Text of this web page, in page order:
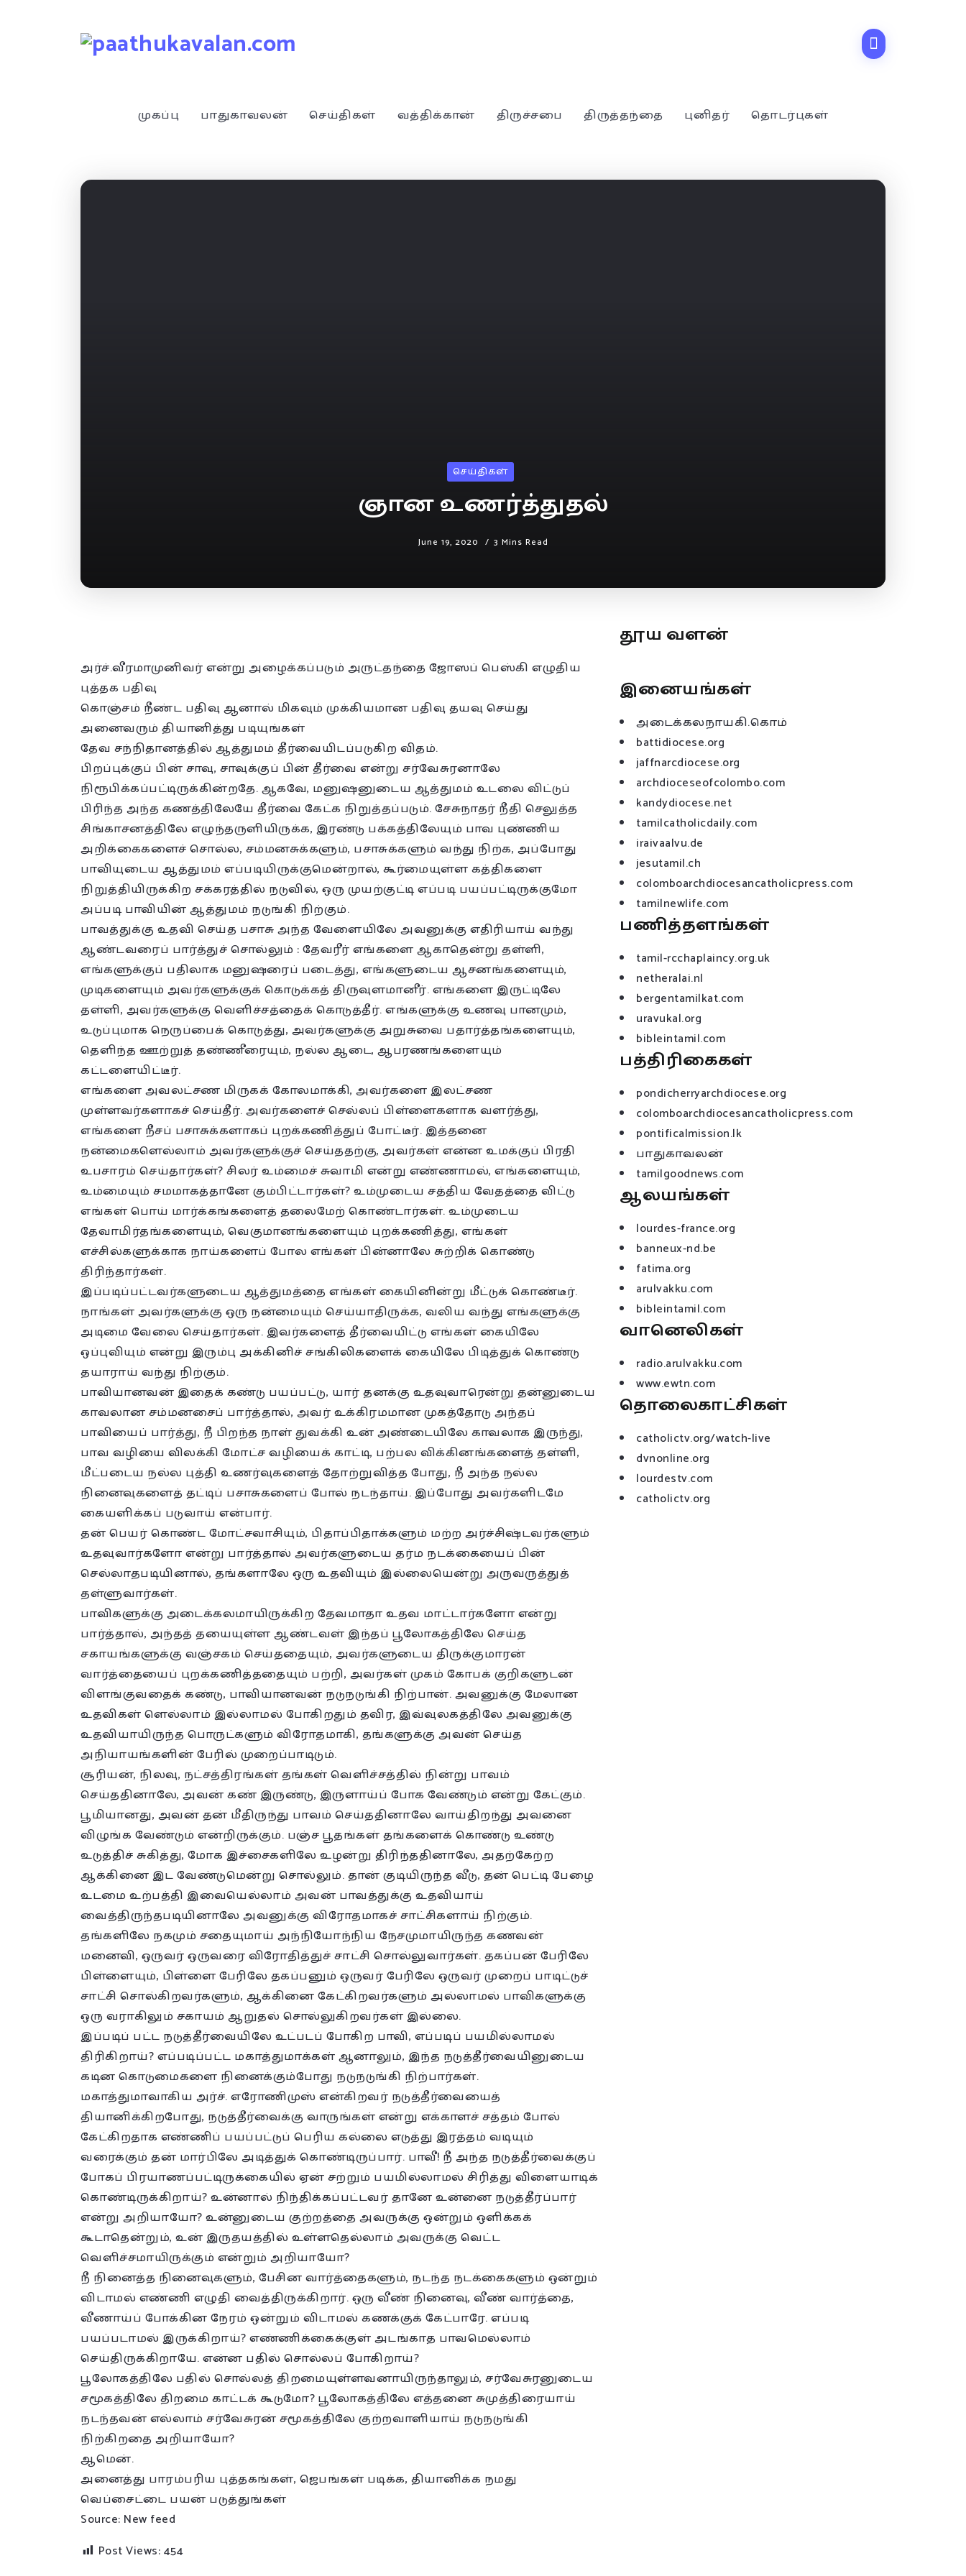
முகப்பு பாதுகாவலன் செய்திகள் வத்திக்கான் திருச்சபை திருத்தந்தை புனிதர் தொடர்புகள்
செய்திகள்
ஞான உணர்த்துதல்
June 19, 2020 3 Mins Read
அர்ச்.வீரமாமுனிவர் என்று அழைக்கப்படும் அருட்தந்தை ஜோஸப் பெஸ்கி எழுதிய
புத்தக பதிவு
கொஞ்சம் நீண்ட பதிவு ஆனால் மிகவும் முக்கியமான பதிவு தயவு செய்து
அனைவரும் தியானித்து படியுங்கள்
தேவ சந்நிதானத்தில் ஆத்துமம் தீர்வையிடப்படுகிற விதம்.
பிறப்புக்குப் பின் சாவு, சாவுக்குப் பின் தீர்வை என்று சர்வேசுரனாலே
நிரூபிக்கப்பட்டிருக்கின்றதே. ஆகவே, மனுஷனுடைய ஆத்துமம் உடலை விட்டுப்
பிரிந்த அந்த கணத்திலேயே தீர்வை கேட்க நிறுத்தப்படும். சேசுநாதர் நீதி செலுத்த
சிங்காசனத்திலே எழுந்தருளியிருக்க, இரண்டு பக்கத்திலேயும் பாவ புண்ணிய
அறிக்கைகளைச் சொல்ல, சம்மனசுக்களும், பசாசுக்களும் வந்து நிற்க, அப்போது
பாவியுடைய ஆத்துமம் எப்படியிருக்குமென்றால், கூர்மையுள்ள கத்திகளை
நிறுத்தியிருக்கிற சக்கரத்தில் நடுவில், ஒரு முயற்குட்டி எப்படி பயப்பட்டிருக்குமோ
அப்படி பாவியின் ஆத்துமம் நடுங்கி நிற்கும்.
பாவத்துக்கு உதவி செய்த பசாசு அந்த வேளையிலே அவனுக்கு எதிரியாய் வந்து
ஆண்டவரைப் பார்த்துச் சொல்லும் : தேவரீர் எங்களை ஆகாதென்று தள்ளி,
எங்களுக்குப் பதிலாக மனுஷரைப் படைத்து, எங்களுடைய ஆசனங்களையும்,
முடிகளையும் அவர்களுக்குக் கொடுக்கத் திருவுளமானீர். எங்களை இருட்டிலே
தள்ளி, அவர்களுக்கு வெளிச்சத்தைக் கொடுத்தீர். எங்களுக்கு உணவு பானமும்,
உடுப்புமாக நெருப்பைக் கொடுத்து, அவர்களுக்கு அறுசுவை பதார்த்தங்களையும்,
தெளிந்த ஊற்றுத் தண்ணீரையும், நல்ல ஆடை, ஆபரணங்களையும்
கட்டளையிட்டீர்.
எங்களை அவலட்சண மிருகக் கோலமாக்கி, அவர்களை இலட்சண
முள்ளவர்களாகச் செய்தீர். அவர்களைச் செல்லப் பிள்ளைகளாக வளர்த்து,
எங்களை நீசப் பசாசுக்களாகப் புறக்கணித்துப் போட்டீர். இத்தனை
நன்மைகளெல்லாம் அவர்களுக்குச் செய்ததற்கு, அவர்கள் என்ன உமக்குப் பிரதி
உபசாரம் செய்தார்கள்? சிலர் உம்மைச் சுவாமி என்று எண்ணாமல், எங்களையும்,
உம்மையும் சமமாகத்தானே கும்பிட்டார்கள்? உம்முடைய சத்திய வேதத்தை விட்டு
எங்கள் பொய் மார்க்கங்களைத் தலைமேற் கொண்டார்கள். உம்முடைய
தேவாமிர்தங்களையும், வெகுமானங்களையும் புறக்கணித்து, எங்கள்
எச்சில்களுக்காக நாய்களைப் போல எங்கள் பின்னாலே சுற்றிக் கொண்டு
திரிந்தார்கள்.
இப்படிப்பட்டவர்களுடைய ஆத்துமத்தை எங்கள் கையினின்று மீட்டுக் கொண்டீர்.
நாங்கள் அவர்களுக்கு ஒரு நன்மையும் செய்யாதிருக்க, வலிய வந்து எங்களுக்கு
அடிமை வேலை செய்தார்கள். இவர்களைத் தீர்வையிட்டு எங்கள் கையிலே
ஒப்புவியும் என்று இரும்பு அக்கினிச் சங்கிலிகளைக் கையிலே பிடித்துக் கொண்டு
தயாராய் வந்து நிற்கும்.
பாவியானவன் இதைக் கண்டு பயப்பட்டு, யார் தனக்கு உதவுவாரென்று தன்னுடைய
காவலான சம்மனசைப் பார்த்தால், அவர் உக்கிரமமான முகத்தோடு அந்தப்
பாவியைப் பார்த்து, நீ பிறந்த நாள் துவக்கி உன் அண்டையிலே காவலாக இருந்து,
பாவ வழியை விலக்கி மோட்ச வழியைக் காட்டி, பற்பல விக்கினங்களைத் தள்ளி,
மீட்படைய நல்ல புத்தி உணர்வுகளைத் தோற்றுவித்த போது, நீ அந்த நல்ல
நினைவுகளைத் தட்டிப் பசாசுகளைப் போல் நடந்தாய். இப்போது அவர்களிடமே
கையளிக்கப் படுவாய் என்பார்.
தன் பெயர் கொண்ட மோட்சவாசியும், பிதாப்பிதாக்களும் மற்ற அர்ச்சிஷ்டவர்களும்
உதவுவார்களோ என்று பார்த்தால் அவர்களுடைய தர்ம நடக்கையைப் பின்
செல்லாதபடியினால், தங்களாலே ஒரு உதவியும் இல்லையென்று அருவருத்துத்
தள்ளுவார்கள்.
பாவிகளுக்கு அடைக்கலமாயிருக்கிற தேவமாதா உதவ மாட்டார்களோ என்று
பார்த்தால், அந்தத் தயையுள்ள ஆண்டவள் இந்தப் பூலோகத்திலே செய்த
சகாயங்களுக்கு வஞ்சகம் செய்ததையும், அவர்களுடைய திருக்குமாரன்
வார்த்தையைப் புறக்கணித்ததையும் பற்றி, அவர்கள் முகம் கோபக் குறிகளுடன்
விளங்குவதைக் கண்டு, பாவியானவன் நடுநடுங்கி நிற்பான். அவனுக்கு மேலான
உதவிகள் ளெல்லாம் இல்லாமல் போகிறதும் தவிர, இவ்வுலகத்திலே அவனுக்கு
உதவியாயிருந்த பொருட்களும் விரோதமாகி, தங்களுக்கு அவன் செய்த
அநியாயங்களின் பேரில் முறைப்பாடிடும்.
சூரியன், நிலவு, நட்சத்திரங்கள் தங்கள் வெளிச்சத்தில் நின்று பாவம்
செய்ததினாலே, அவன் கண் இருண்டு, இருளாய்ப் போக வேண்டும் என்று கேட்கும்.
பூமியானது, அவன் தன் மீதிருந்து பாவம் செய்ததினாலே வாய்திறந்து அவனை
விழுங்க வேண்டும் என்றிருக்கும். பஞ்ச பூதங்கள் தங்களைக் கொண்டு உண்டு
உடுத்திச் சுகித்து, மோக இச்சைகளிலே உழன்று திரிந்ததினாலே, அதற்கேற்ற
ஆக்கினை இட வேண்டுமென்று சொல்லும். தான் குடியிருந்த வீடு, தன் பெட்டி பேழை
உடமை உற்பத்தி இவையெல்லாம் அவன் பாவத்துக்கு உதவியாய்
வைத்திருந்தபடியினாலே அவனுக்கு விரோதமாகச் சாட்சிகளாய் நிற்கும்.
தங்களிலே நகமும் சதையுமாய் அந்நியோந்நிய நேசமுமாயிருந்த கணவன்
மனைவி, ஒருவர் ஒருவரை விரோதித்துச் சாட்சி சொல்லுவார்கள். தகப்பன் பேரிலே
பிள்ளையும், பிள்ளை பேரிலே தகப்பனும் ஒருவர் பேரிலே ஒருவர் முறைப் பாடிட்டுச்
சாட்சி சொல்கிறவர்களும், ஆக்கினை கேட்கிறவர்களும் அல்லாமல் பாவிகளுக்கு
ஒரு வராகிலும் சகாயம் ஆறுதல் சொல்லுகிறவர்கள் இல்லை.
இப்படிப் பட்ட நடுத்தீர்வையிலே உட்படப் போகிற பாவி, எப்படிப் பயமில்லாமல்
திரிகிறாய்? எப்படிப்பட்ட மகாத்துமாக்கள் ஆனாலும், இந்த நடுத்தீர்வையினுடைய
கடின கொடுமைகளை நினைக்கும்போது நடுநடுங்கி நிற்பார்கள்.
மகாத்துமாவாகிய அர்ச். எரோணிமுஸ் என்கிறவர் நடுத்தீர்வையைத்
தியானிக்கிறபோது, நடுத்தீர்வைக்கு வாருங்கள் என்று எக்காளச் சத்தம் போல்
கேட்கிறதாக எண்ணிப் பயப்பட்டுப் பெரிய கல்லை எடுத்து இரத்தம் வடியும்
வரைக்கும் தன் மார்பிலே அடித்துக் கொண்டிருப்பார். பாவீ! நீ அந்த நடுத்தீர்வைக்குப்
போகப் பிரயாணப்பட்டிருக்கையில் ஏன் சற்றும் பயமில்லாமல் சிரித்து விளையாடிக்
கொண்டிருக்கிறாய்? உன்னால் நிந்திக்கப்பட்டவர் தானே உன்னை நடுத்தீர்ப்பார்
என்று அறியாயோ? உன்னுடைய குற்றத்தை அவருக்கு ஒன்றும் ஒளிக்கக்
கூடாதென்றும், உன் இருதயத்தில் உள்ளதெல்லாம் அவருக்கு வெட்ட
வெளிச்சமாயிருக்கும் என்றும் அறியாயோ?
நீ நினைத்த நினைவுகளும், பேசின வார்த்தைகளும், நடந்த நடக்கைகளும் ஒன்றும்
விடாமல் எண்ணி எழுதி வைத்திருக்கிறார். ஒரு வீண் நினைவு, வீண் வார்த்தை,
வீணாய்ப் போக்கின நேரம் ஒன்றும் விடாமல் கணக்குக் கேட்பாரே. எப்படி
பயப்படாமல் இருக்கிறாய்? எண்ணிக்கைக்குள் அடங்காத பாவமெல்லாம்
செய்திருக்கிறாயே. என்ன பதில் சொல்லப் போகிறாய்?
பூலோகத்திலே பதில் சொல்லத் திறமையுள்ளவனாயிருந்தாலும், சர்வேசுரனுடைய
சமூகத்திலே திறமை காட்டக் கூடுமோ? பூலோகத்திலே எத்தனை சுமுத்திரையாய்
நடந்தவன் எல்லாம் சர்வேசுரன் சமூகத்திலே குற்றவாளியாய் நடுநடுங்கி
நிற்கிறதை அறியாயோ?
ஆமென்.
அனைத்து பாரம்பரிய புத்தகங்கள், ஜெபங்கள் படிக்க, தியானிக்க நமது
வெப்சைட்டை பயன் படுத்துங்கள்
Source: New feed
Post Views:454
தூய வளன்
இனையங்கள்
அடைக்கலநாயகி.கொம்
battidiocese.org
jaffnarcdiocese.org
archdioceseofcolombo.com
kandydiocese.net
tamilcatholicdaily.com
iraivaalvu.de
jesutamil.ch
colomboarchdiocesancatholicpress.com
tamilnewlife.com
பணித்தளங்கள்
tamil-rcchaplaincy.org.uk
netheralai.nl
bergentamilkat.com
uravukal.org
bibleintamil.com
பத்திரிகைகள்
pondicherryarchdiocese.org
colomboarchdiocesancatholicpress.com
pontificalmission.lk
பாதுகாவலன்
tamilgoodnews.com
ஆலயங்கள்
lourdes-france.org
banneux-nd.be
fatima.org
arulvakku.com
bibleintamil.com
வானெலிகள்
radio.arulvakku.com
www.ewtn.com
தொலைகாட்சிகள்
catholictv.org/watch-live
dvnonline.org
lourdestv.com
catholictv.org